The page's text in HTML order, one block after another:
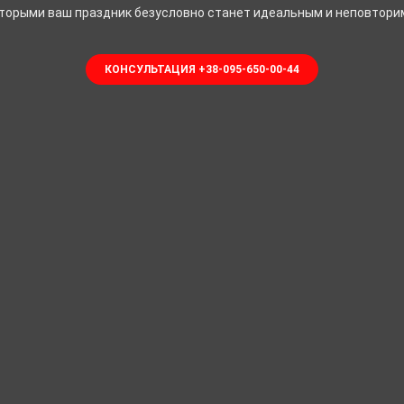
ваш праздник безусловно станет идеальным и
КОНСУЛЬТАЦИЯ +38-095-650-00-44